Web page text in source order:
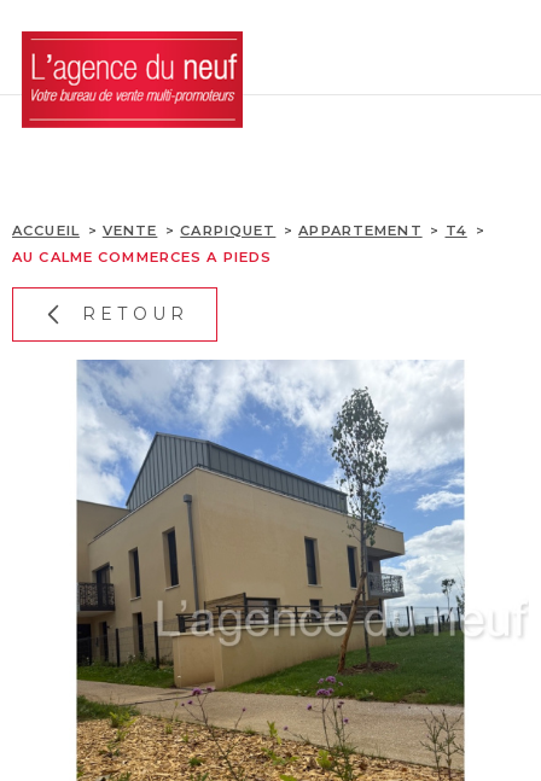
recherche
au
menu
principal
au
contenu
L'AGENCE
BLOG
CONTACT
ACCUEIL VENTE CARPIQUET APPARTEMENT
T4
AU CALME COMMERCES A PIEDS
RETOUR